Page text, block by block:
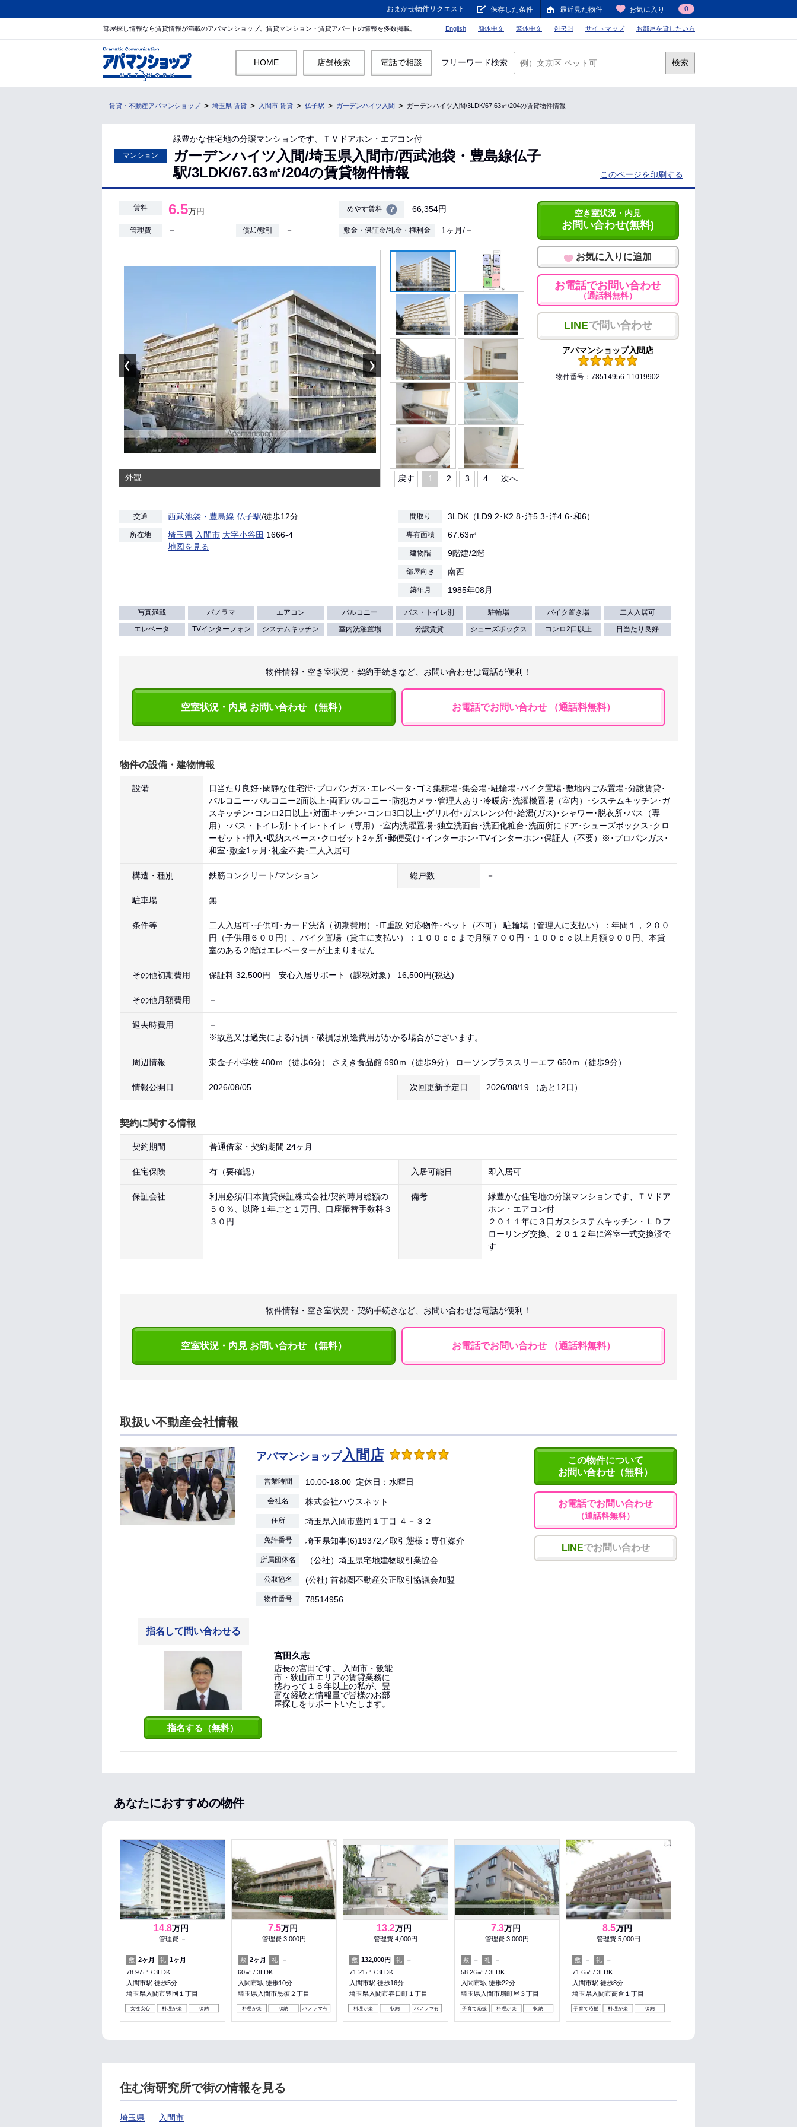
おまかせ物件リクエスト 保存した条件 最近見た物件 お気に入り 0
部屋探し情報なら賃貸情報が満載のアパマンショップ。賃貸マンション・賃貸アパートの情報を多数掲載。 English 簡体中文 繁体中文 한국어 サイトマップ お部屋を貸したい方
HOME 店舗検索 電話で相談 フリーワード検索 検索
賃貸・不動産アパマンショップ 埼玉県 賃貸 入間市 賃貸 仏子駅 ガーデンハイツ入間 ガーデンハイツ入間/3LDK/67.63㎡/204の賃貸物件情報
マンション
緑豊かな住宅地の分譲マンションです、ＴＶドアホン・エアコン付
ガーデンハイツ入間/埼玉県入間市/西武池袋・豊島線仏子
駅/3LDK/67.63㎡/204の賃貸物件情報
このページを印刷する
賃料 6.5万円 めやす賃料 66,354円
管理費 － 償却/敷引 － 敷金・保証金/礼金・権利金 1ヶ月/－
外観 戻す 1 2 3 4 次へ
空き室状況・内見
お問い合わせ(無料)
お気に入りに追加
お電話でお問い合わせ
（通話料無料）
LINEで問い合わせ
アパマンショップ入間店
物件番号：78514956-11019902
交通 西武池袋・豊島線 仏子駅/徒歩12分
所在地 埼玉県 入間市 大字小谷田 1666-4
地図を見る
間取り 3LDK（LD9.2･K2.8･洋5.3･洋4.6･和6）
専有面積 67.63㎡
建物階 9階建/2階
部屋向き 南西
築年月 1985年08月
写真満載 パノラマ エアコン バルコニー バス・トイレ別 駐輪場 バイク置き場
二人入居可
エレベータ
TVインターフォン システムキッチン 室内洗濯置場 分譲賃貸 シューズボックス コンロ2口以上 日当たり良好
物件情報・空き室状況・契約手続きなど、お問い合わせは電話が便利！
空室状況・内見 お問い合わせ （無料） お電話でお問い合わせ （通話料無料）
物件の設備・建物情報
設備
日当たり良好･閑静な住宅街･プロパンガス･エレベータ･ゴミ集積場･集会場･駐輪場･バイク置場･敷地内ごみ置場･分譲賃貸･
バルコニー･バルコニー2面以上･両面バルコニー･防犯カメラ･管理人あり･冷暖房･洗濯機置場（室内）･システムキッチン･ガ
スキッチン･コンロ2口以上･対面キッチン･コンロ3口以上･グリル付･ガスレンジ付･給湯(ガス)･シャワー･脱衣所･バス（専
用）･バス・トイレ別･トイレ･トイレ（専用）･室内洗濯置場･独立洗面台･洗面化粧台･洗面所にドア･シューズボックス･クロ
ーゼット･押入･収納スペース･クロゼット2ヶ所･郵便受け･インターホン･TVインターホン･保証人（不要）※･プロパンガス･
和室･敷金1ヶ月･礼金不要･二人入居可
構造・種別 鉄筋コンクリート/マンション 総戸数 －
駐車場 無
条件等
二人入居可･子供可･カード決済（初期費用）･IT重説 対応物件･ペット（不可） 駐輪場（管理人に支払い）：年間１，２００
円（子供用６００円）、バイク置場（貸主に支払い）：１００ｃｃまで月額７００円・１００ｃｃ以上月額９００円、本貸
室のある２階はエレベーターが止まりません
その他初期費用 保証料 32,500円 安心入居サポート（課税対象） 16,500円(税込)
その他月額費用 －
退去時費用
－
※故意又は過失による汚損・破損は別途費用がかかる場合がございます。
周辺情報 東金子小学校 480ｍ（徒歩6分） さえき食品館 690ｍ（徒歩9分） ローソンプラススリーエフ 650ｍ（徒歩9分）
情報公開日 2026/08/05 次回更新予定日 2026/08/19 （あと 12日 ）
契約に関する情報
契約期間 普通借家・契約期間 24ヶ月
住宅保険 有（要確認） 入居可能日 即入居可
保証会社
利用必須/日本賃貸保証株式会社/契約時月総額の
５０％、以降１年ごと１万円、口座振替手数料３
３０円
備考
緑豊かな住宅地の分譲マンションです、ＴＶドア
ホン・エアコン付
２０１１年に３口ガスシステムキッチン・ＬＤフ
ローリング交換、２０１２年に浴室一式交換済で
す
物件情報・空き室状況・契約手続きなど、お問い合わせは電話が便利！
空室状況・内見 お問い合わせ （無料） お電話でお問い合わせ （通話料無料）
取扱い不動産会社情報
アパマンショップ入間店
営業時間 10:00-18:00 定休日：水曜日
会社名 株式会社ハウスネット
住所 埼玉県入間市豊岡１丁目 ４－３２
免許番号 埼玉県知事(6)19372／取引態様：専任媒介
所属団体名 （公社）埼玉県宅地建物取引業協会
公取協名 (公社) 首都圏不動産公正取引協議会加盟
物件番号 78514956
この物件について
お問い合わせ（無料）
お電話でお問い合わせ
（通話料無料）
LINEでお問い合わせ
指名して問い合わせる
指名する（無料）
宮田久志
店長の宮田です。 入間市・飯能
市・狭山市エリアの賃貸業務に
携わって１５年以上の私が、豊
富な経験と情報量で皆様のお部
屋探しをサポートいたします。
あなたにおすすめの物件
14.8万円
管理費:－
敷 2ヶ月 礼 1ヶ月
78.97㎡
3LDK
入間市駅 徒歩5分
埼玉県入間市豊岡１丁目
女性安心 料理が楽 収納
7.5万円
管理費:3,000円
敷 2ヶ月 礼
－
60㎡
3LDK
入間市駅 徒歩10分
埼玉県入間市黒須２丁目
料理が楽 収納 パノラマ有
13.2万円
管理費:4,000円
敷 132,000円 礼
－
71.21㎡
3LDK
入間市駅 徒歩16分
埼玉県入間市春日町１丁目
料理が楽 収納 パノラマ有
7.3万円
管理費:3,000円
敷 － 礼
－
58.26㎡
3LDK
入間市駅 徒歩22分
埼玉県入間市扇町屋３丁目
子育て応援 料理が楽 収納
8.5万円
管理費:5,000円
敷 － 礼
－
71.6㎡
3LDK
入間市駅 徒歩8分
埼玉県入間市高倉１丁目
子育て応援 料理が楽 収納
住む街研究所で街の情報を見る
埼玉県 入間市